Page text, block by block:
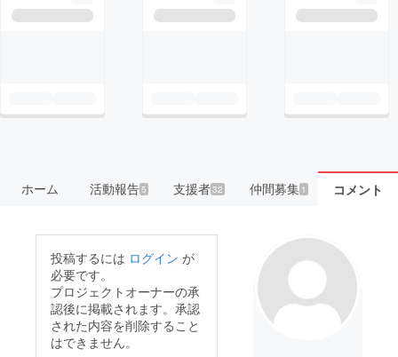
ホーム 活動報告5 支援者32 仲間募集 1 コメント
投稿するには ログイン が
必要です。
プロジェクトオーナーの承
認後に掲載されます。承認
された内容を削除すること
はできません。